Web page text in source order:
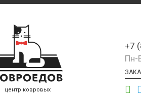
центр ковровых
+7
Пн-